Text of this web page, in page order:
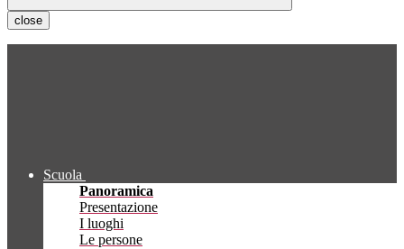
close
Scuola
Panoramica
Presentazione
I luoghi
Le persone